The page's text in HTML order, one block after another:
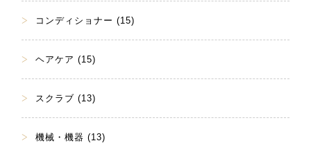
コンディショナー (15)
ヘアケア (15)
スクラブ (13)
機械・機器 (13)